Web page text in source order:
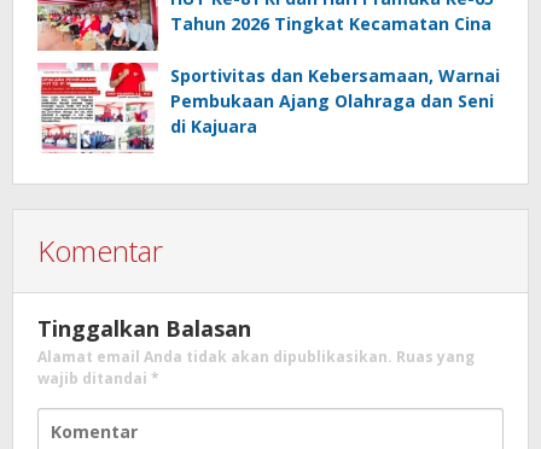
Tahun 2026 Tingkat Kecamatan Cina
Sportivitas dan Kebersamaan, Warnai
Pembukaan Ajang Olahraga dan Seni
di Kajuara
Komentar
Tinggalkan Balasan
Alamat email Anda tidak akan dipublikasikan. Ruas yang
wajib ditandai *